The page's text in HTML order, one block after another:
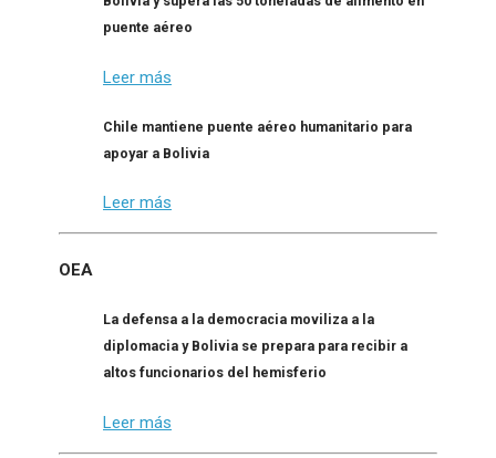
puente aéreo
Leer más
Chile mantiene puente aéreo humanitario para
apoyar a Bolivia
Leer más
OEA
La defensa a la democracia moviliza a la
diplomacia y Bolivia se prepara para recibir a
altos funcionarios del hemisferio
Leer más